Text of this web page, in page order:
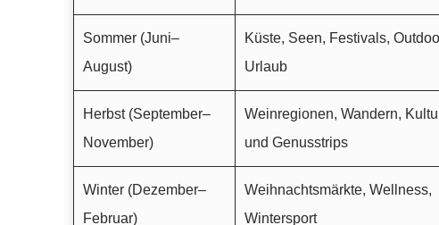
Sommer (Juni–
August)
Küste, Seen, Festivals,
Urlaub
Herbst (September–
November)
Weinregionen, Wandern,
und Genusstrips
Winter (Dezember–
Februar)
Weihnachtsmärkte, Wellness,
Wintersport